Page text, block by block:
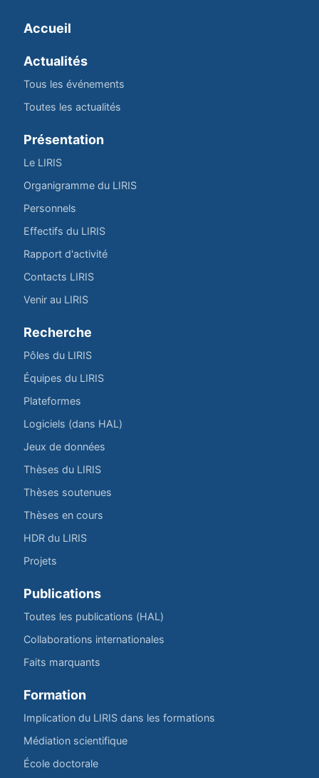
Accueil
Actualités
Tous les événements
Toutes les actualités
Présentation
Le LIRIS
Organigramme du LIRIS
Personnels
Effectifs du LIRIS
Rapport d'activité
Contacts LIRIS
Venir au LIRIS
Recherche
Pôles du LIRIS
Équipes du LIRIS
Plateformes
Logiciels (dans HAL)
Jeux de données
Thèses du LIRIS
Thèses soutenues
Thèses en cours
HDR du LIRIS
Projets
Publications
Toutes les publications (HAL)
Collaborations internationales
Faits marquants
Formation
Implication du LIRIS dans les formations
Médiation scientifique
École doctorale